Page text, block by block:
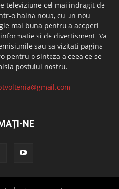
televiziune cel mai indragit de
o haina noua, cu un nou
mai buna pentru a acoperi
si de divertisment. Va
sau sa vizitati pagina
pentru o sinteza a ceea ce se
postului nostru.
NE